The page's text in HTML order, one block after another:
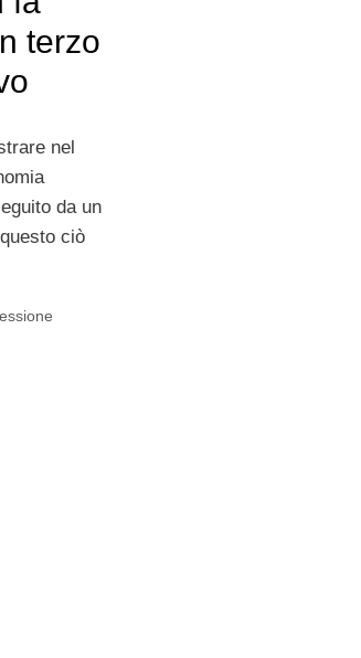
terzo
nel
da un
ciò